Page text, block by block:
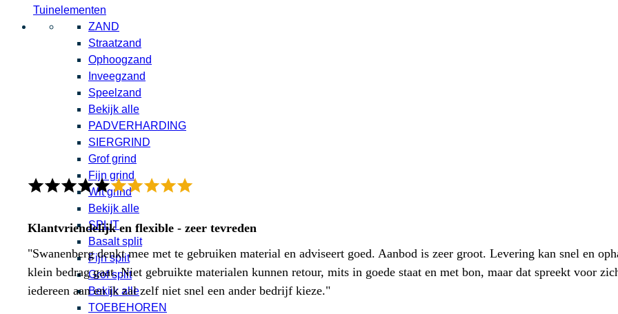
Tuinelementen
ZAND
Straatzand
Ophoogzand
Inveegzand
Speelzand
Bekijk alle
PADVERHARDING
SIERGRIND
Grof grind
Fijn grind
Wit grind
Bekijk alle
SPLIT
Basalt split
Fijn split
Grof split
Bekijk alle
TOEBEHOREN
Klantvriendelijk en flexible - zeer tevreden
"Swanenberg denkt mee met te gebruiken material en adviseert goed. Aanbod is zeer groot. Levering kan snel en
klein bedrag gaat. Niet gebruikte materialen kunnen retour, mits in goede staat en met bon, maar dat spreekt voor
iedereen aan en ik zal zelf niet snel een ander bedrijf kieze."